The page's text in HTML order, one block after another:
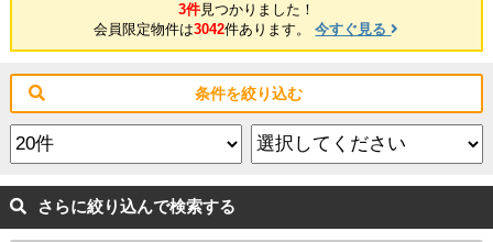
3件見つかりました！
会員限定物件は3042件あります。今すぐ見る
条件を絞り込む
さらに絞り込んで検索する